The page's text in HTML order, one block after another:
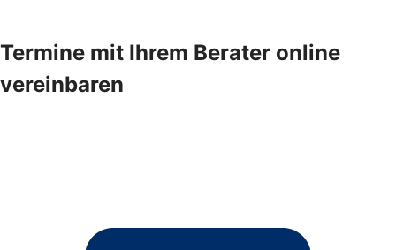
Termine mit Ihrem Berater online
vereinbaren